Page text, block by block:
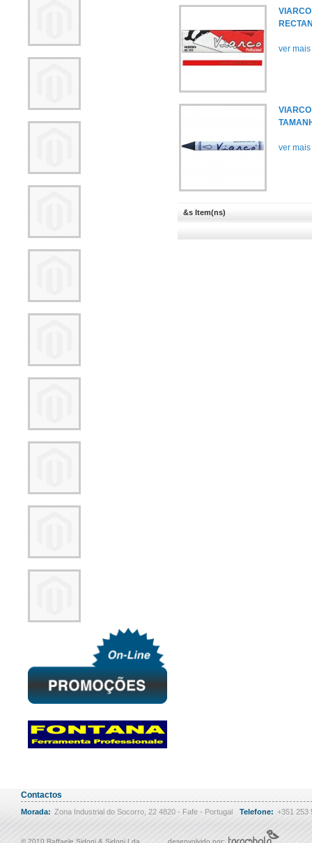
ver mais
ver mais
&s Item(ns)
Contactos
Morada: Zona Industrial do Socorro, 22 4820 - Fafe - Portugal Telefone: +351 253
© 2010 Raffaele Sidoni & Sidoni Lda desenvolvido por: